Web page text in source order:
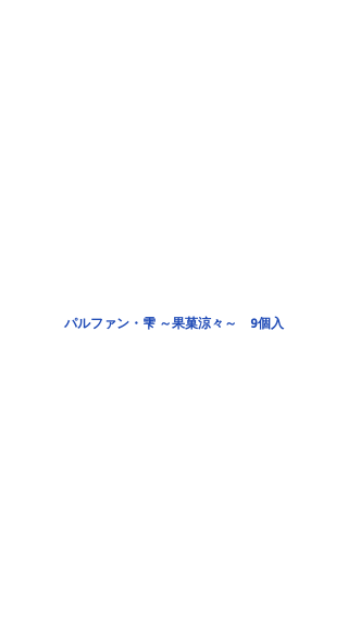
パルファン・雫 ～果菓涼々～　9個入